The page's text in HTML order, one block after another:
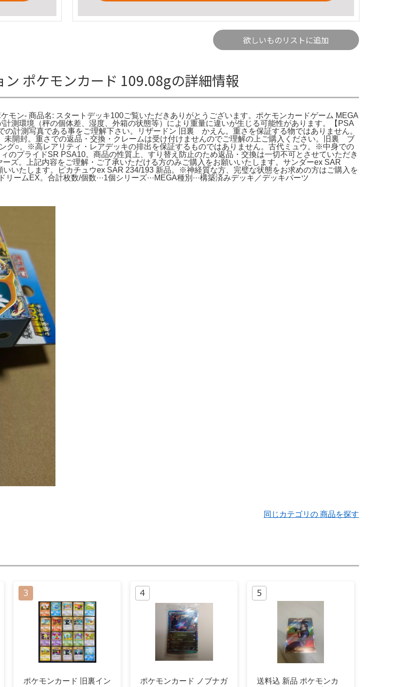
欲しいものリストに追加
ポケモンカード 109.08gの詳細情報
モン- 商品名: スタートデッキ100ご覧いただきありがとうございます。ポケモンカードゲーム MEGA
測環境（秤の個体差、湿度、外箱の状態等）により重量に違いが生じる可能性があります。【PSA
計測写真である事をご理解下さい。リザードン 旧裏 かえん。重さを保証する物ではありません。
開封。重さでの返品・交換・クレームは受け付けませんのでご理解の上ご購入ください。旧裏 ブ
○。※高レアリティ・レアデッキの排出を保証するものではありません。古代ミュウ。※中身での
のプライドSR PSA10。商品の性質上、すり替え防止のため返品・交換は一切不可とさせていただき
ズ。上記内容をご理解・ご了承いただける方のみご購入をお願いいたします。サンダーex SAR
いたします。ピカチュウex SAR 234/193 新品。※神経質な方、完璧な状態をお求めの方はご購入を
ームEX。合計枚数/個数···1個シリーズ···MEGA種別···構築済みデッキ／デッキパーツ
同じカテゴリの 商品を探す
ポケモンカード 旧裏イン
ポケモンカード ノブナガ
送料込 新品 ポケモンカ